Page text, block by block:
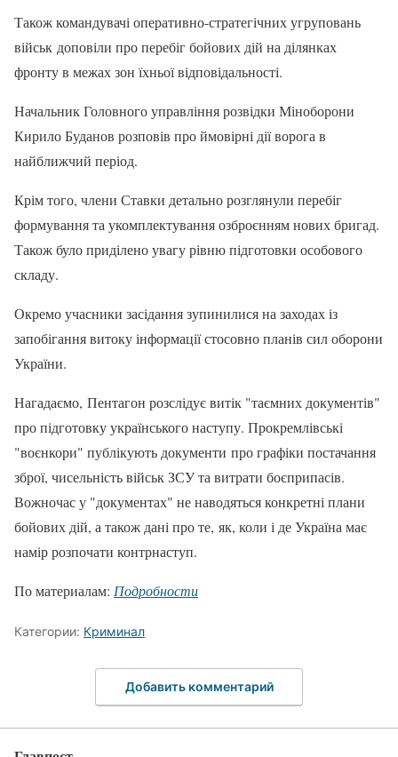
Також командувачі оперативно-стратегічних угруповань
військ доповіли про перебіг бойових дій на ділянках
фронту в межах зон їхньої відповідальності.
Начальник Головного управління розвідки Міноборони
Кирило Буданов розповів про ймовірні дії ворога в
найближчий період.
Крім того, члени Ставки детально розглянули перебіг
формування та укомплектування озброєнням нових бригад.
Також було приділено увагу рівню підготовки особового
складу.
Окремо учасники засідання зупинилися на заходах із
запобігання витоку інформації стосовно планів сил оборони
України.
Нагадаємо, Пентагон розслідує витік "таємних документів"
про підготовку українського наступу. Прокремлівські
"воєнкори" публікують документи про графіки постачання
зброї, чисельність військ ЗСУ та витрати боєприпасів.
Вожночас у "документах" не наводяться конкретні плани
бойових дій, а також дані про те, як, коли і де Україна має
намір розпочати контрнаступ.
По материалам: Подробности
Категории: Криминал
Добавить комментарий